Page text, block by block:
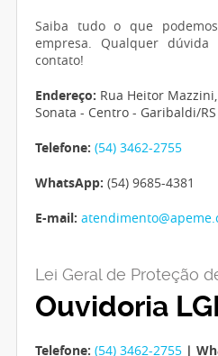
Saiba tudo o que
empresa. Qualquer
contato!
Endereço: Rua Heitor
Sonata - Centro - Garibaldi/RS
Telefone: (54) 3462-2755
WhatsApp: (54) 9685-4381
E-mail:
Lei Geral de Proteção
Ouvidoria
Telefone: (54) 3462-2755 |